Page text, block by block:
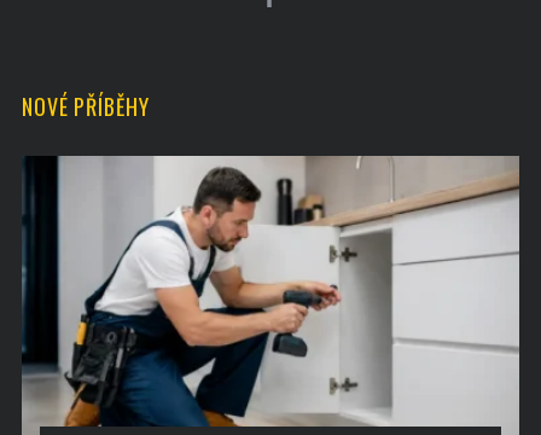
NOVÉ PŘÍBĚHY